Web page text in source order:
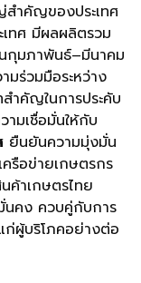
สำคัญของประเทศ
ทศ มีผลผลิตรวม
กุมภาพันธ์–มีนาคม
ร่วมมือระหว่าง
ำคัญในการประคับ
ามเชื่อมั่นให้กับ
ยืนยันความมุ่งมั่น
รือข่ายเกษตรกร
ค้าเกษตรไทย
นคง ควบคู่กับการ
ก่ผู้บริโภคอย่างต่อ